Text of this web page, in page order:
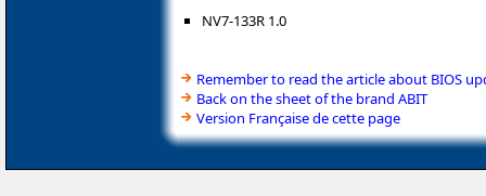
NV7-133R 1.0
Remember to read the article about BIOS
Back on the sheet of the brand ABIT
Version Française de cette page